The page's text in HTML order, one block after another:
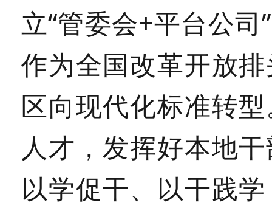
立“管委会+平台公
作为全国改革开放
区向现代化标准转
人才，发挥好本地
以学促干、以干践